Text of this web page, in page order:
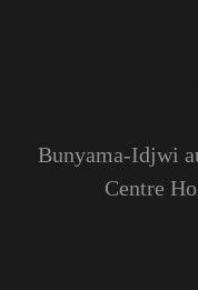
Bunyama-Idjwi
Centre